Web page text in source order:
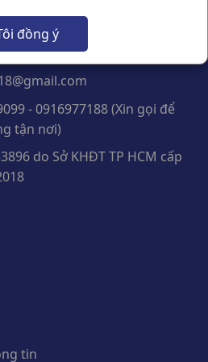
đồng ý
Quầy E15 Chợ Thuốc số
Hoà Hưng, TP HCM
- 0916977188 (Xin gọi để
tận nơi)
do Sở KHĐT TP HCM cấp
tin